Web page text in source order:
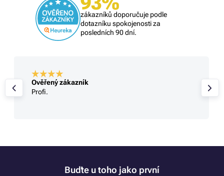
zákazníků doporučuje podle
dotazníku spokojenosti za
posledních 90 dní.
Ověřený zákazník
Profi.
Buďte u toho jako první